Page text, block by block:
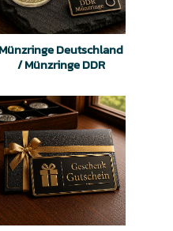
Münzringe Deutschland
/ Münzringe DDR